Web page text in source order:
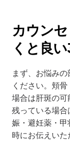
カウン
くと良
まず、お悩み
ください。頬
場合は肝斑の
残っている場
娠・避妊薬・
時にお伝えい